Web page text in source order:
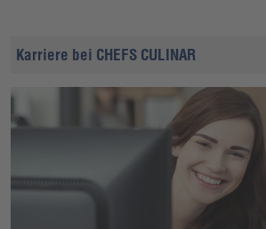
Karriere bei CHEFS CULINAR